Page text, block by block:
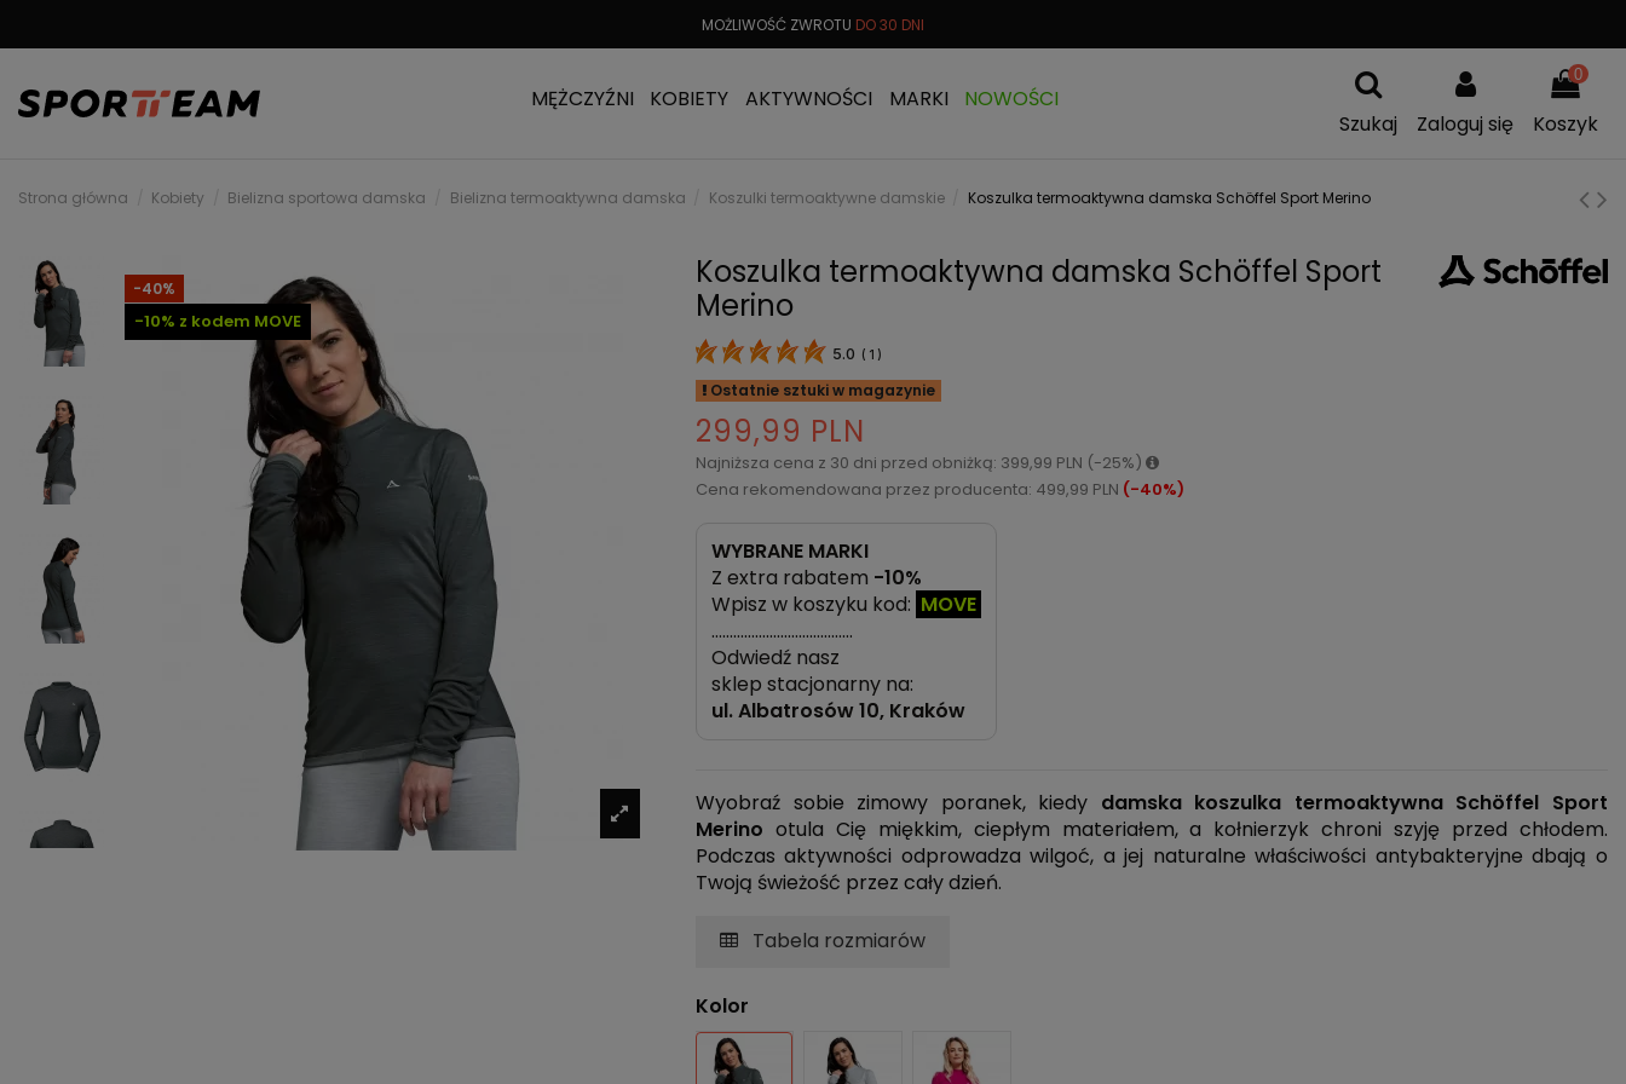
MOŻLIWOŚĆ ZWROTU DO 30 DNI
MĘŻCZYŹNI KOBIETY AKTYWNOŚCI MARKI
NOWOŚCI
Szukaj
Zaloguj się
0
Koszyk
Strona główna Kobiety Bielizna sportowa damska Bielizna termoaktywna damska Koszulki termoaktywne damskie Koszulka termoaktywna damska Schöffel Sport Merino
-40%
-10% z kodem MOVE
Koszulka termoaktywna damska Schöffel Sport
Merino
5.0 ( 1 )
Ostatnie sztuki w magazynie
299,99 PLN
Najniższa cena z 30 dni przed obniżką: 399,99 PLN (-25%)
Cena rekomendowana przez producenta: 499,99 PLN (-40%)
WYBRANE MARKI
Z extra rabatem -10%
Wpisz w koszyku kod: MOVE
…………………………………
Odwiedź nasz
sklep stacjonarny na:
ul.Albatrosów 10, Kraków
Wyobraź sobie zimowy poranek, kiedy damska koszulka termoaktywnaSchöffel Sport
Merino otula Cię miękkim, ciepłym materiałem, a kołnierzyk chroni szyję przed chłodem.
Podczas aktywności odprowadza wilgoć, a jej naturalne właściwości antybakteryjne dbają o
Twoją świeżość przez cały dzień.
Tabela rozmiarów
Kolor
Ciemnoszary